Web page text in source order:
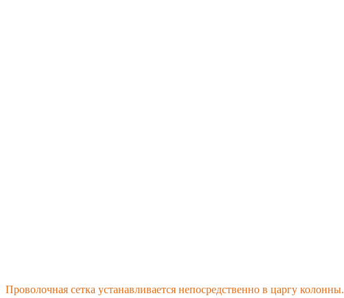
Проволочная сетка устанавливается непосредственно в царгу колонны.